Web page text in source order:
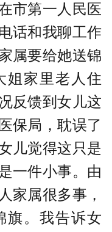
第一人民医
话和我聊工作
属要给她送锦
姐家里老人住
反馈到女儿这
保局，耽误了
儿觉得这只是
一件小事。由
家属很多事，
旗。我告诉女